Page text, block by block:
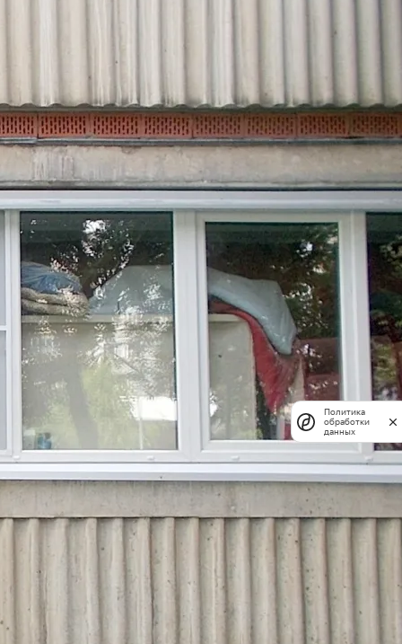
Политика
обработки
данных